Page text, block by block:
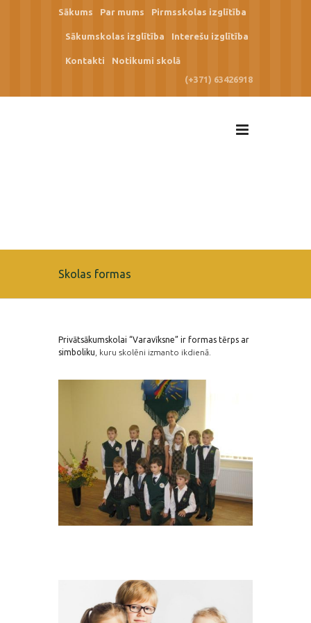
Sākums Par mums Pirmsskolas izglītība
Sākumskolas izglītība Interešu izglītība
Kontakti
Notikumi skolā
(+371) 63426918
Skolas formas
Privātsākumskolai “Varavīksne” ir formas tērps ar
simboliku , kuru skolēni izmanto ikdienā.